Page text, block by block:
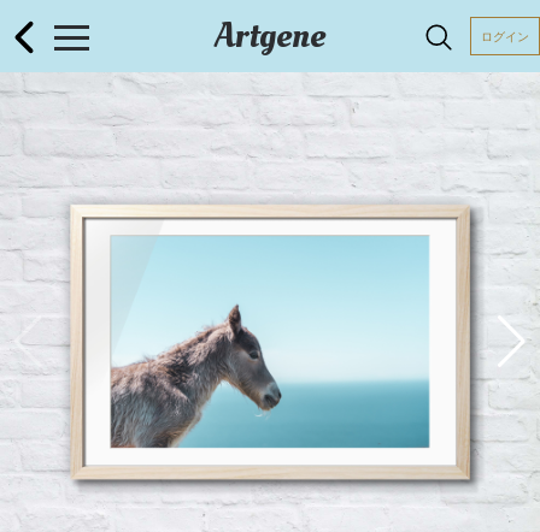
Artgene ログイン